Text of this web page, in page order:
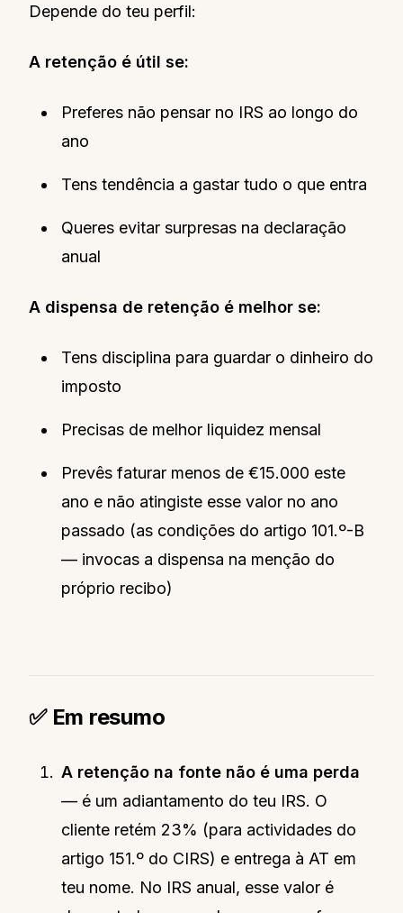
Depende do teu perfil:
A retenção é útil se:
Preferes não pensar no IRS ao longo do
ano
Tens tendência a gastar tudo o que entra
Queres evitar surpresas na declaração
anual
A dispensa de retenção é melhor se:
Tens disciplina para guardar o dinheiro do
imposto
Precisas de melhor liquidez mensal
Prevês faturar menos de €15.000 este
ano e não atingiste esse valor no ano
passado (as condições do artigo 101.º-B
— invocas a dispensa na menção do
próprio recibo)
✅ Em resumo
A retenção na fonte não é uma perda
— é um adiantamento do teu IRS. O
cliente retém 23% (para actividades do
artigo 151.º do CIRS) e entrega à AT em
teu nome. No IRS anual, esse valor é